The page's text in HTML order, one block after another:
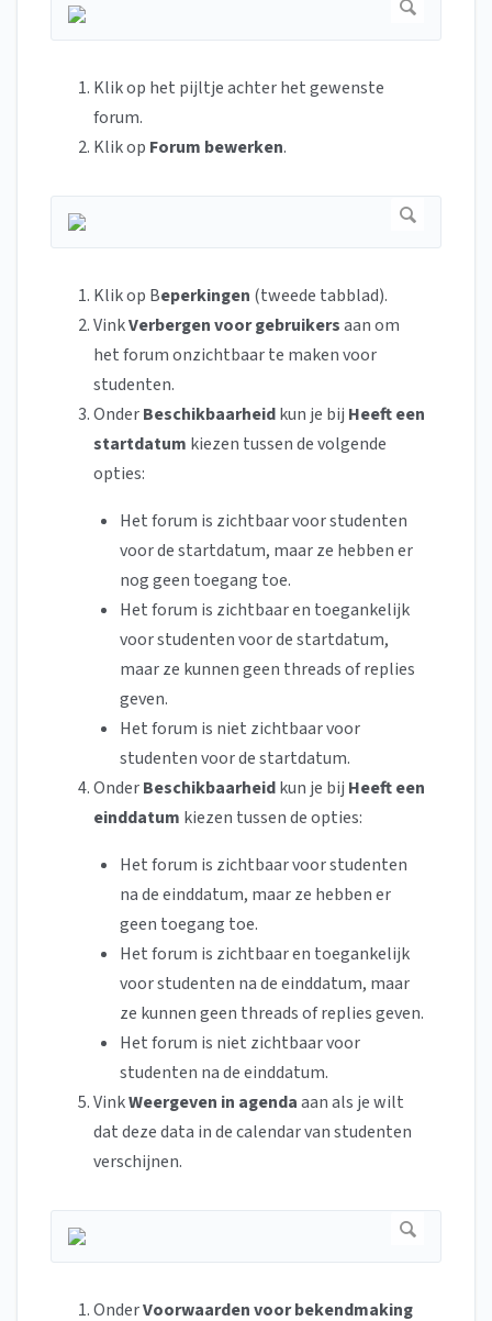
Klik op het pijltje achter het gewenste
forum.
Klik op Forum bewerken.
Klik op Beperkingen (tweede tabblad).
VinkVerbergen voor gebruikersaan om
het forum onzichtbaar te maken voor
studenten.
OnderBeschikbaarheidkun je bij Heeft een
startdatum kiezen tussen de volgende
opties:
Het forum is zichtbaar voor studenten
voor de startdatum, maar ze hebben er
nog geen toegang toe.
Het forum is zichtbaar en toegankelijk
voor studenten voor de startdatum,
maar ze kunnen geen threads of replies
geven.
Het forum is niet zichtbaar voor
studenten voor de startdatum.
OnderBeschikbaarheidkun je bij Heeft een
einddatum kiezen tussen de opties:
Het forum is zichtbaar voor studenten
na de einddatum, maar ze hebben er
geen toegang toe.
Het forum is zichtbaar en toegankelijk
voor studenten na de einddatum, maar
ze kunnen geen threads of replies geven.
Het forum is niet zichtbaar voor
studenten na de einddatum.
VinkWeergeven in agendaaan als je wilt
dat deze data in de calendar van studenten
verschijnen.
OnderVoorwaarden voor bekendmaking